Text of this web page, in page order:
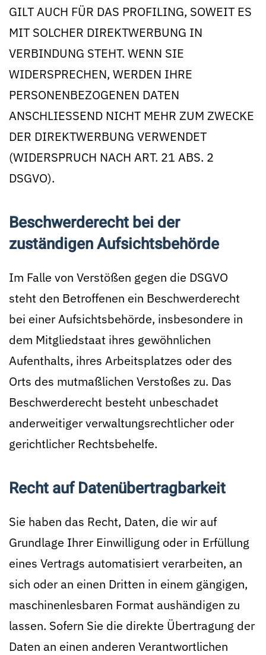
GILT AUCH FÜR DAS PROFILING, SOWEIT ES
MIT SOLCHER DIREKTWERBUNG IN
VERBINDUNG STEHT. WENN SIE
WIDERSPRECHEN, WERDEN IHRE
PERSONENBEZOGENEN DATEN
ANSCHLIESSEND NICHT MEHR ZUM ZWECKE
DER DIREKTWERBUNG VERWENDET
(WIDERSPRUCH NACH ART. 21 ABS. 2
DSGVO).
Beschwerde­recht bei der
zuständigen Aufsichts­behörde
Im Falle von Verstößen gegen die DSGVO
steht den Betroffenen ein Beschwerderecht
bei einer Aufsichtsbehörde, insbesondere in
dem Mitgliedstaat ihres gewöhnlichen
Aufenthalts, ihres Arbeitsplatzes oder des
Orts des mutmaßlichen Verstoßes zu. Das
Beschwerderecht besteht unbeschadet
anderweitiger verwaltungsrechtlicher oder
gerichtlicher Rechtsbehelfe.
Recht auf Daten­übertrag­barkeit
Sie haben das Recht, Daten, die wir auf
Grundlage Ihrer Einwilligung oder in Erfüllung
eines Vertrags automatisiert verarbeiten, an
sich oder an einen Dritten in einem gängigen,
maschinenlesbaren Format aushändigen zu
lassen. Sofern Sie die direkte Übertragung der
Daten an einen anderen Verantwortlichen